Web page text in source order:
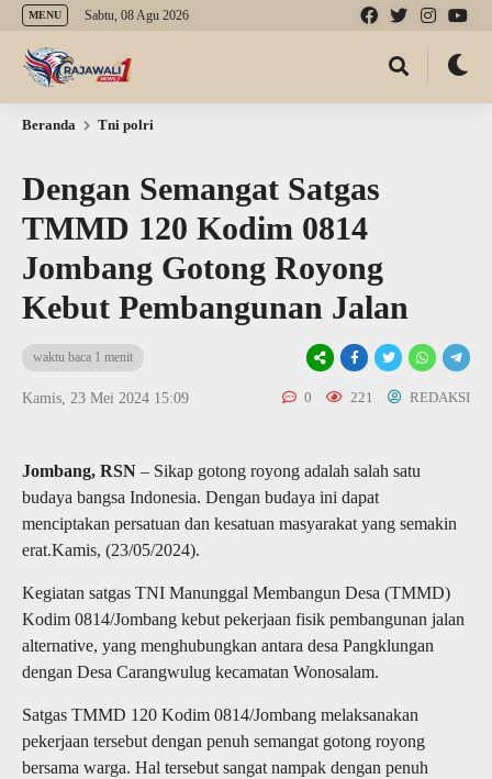
MENU Sabtu, 08 Agu 2026
Beranda Tni polri
Dengan Semangat Satgas
TMMD 120 Kodim 0814
Jombang Gotong Royong
Kebut Pembangunan Jalan
waktu baca 1 menit
Kamis, 23 Mei 2024 15:09 0 221 REDAKSI
Jombang, RSN – Sikap gotong royong adalah salah satu
budaya bangsa Indonesia. Dengan budaya ini dapat
menciptakan persatuan dan kesatuan masyarakat yang semakin
erat.Kamis, (23/05/2024).
Kegiatan satgas TNI Manunggal Membangun Desa (TMMD)
Kodim 0814/Jombang kebut pekerjaan fisik pembangunan jalan
alternative, yang menghubungkan antara desa Pangklungan
dengan Desa Carangwulug kecamatan Wonosalam.
Satgas TMMD 120 Kodim 0814/Jombang melaksanakan
pekerjaan tersebut dengan penuh semangat gotong royong
bersama warga. Hal tersebut sangat nampak dengan penuh